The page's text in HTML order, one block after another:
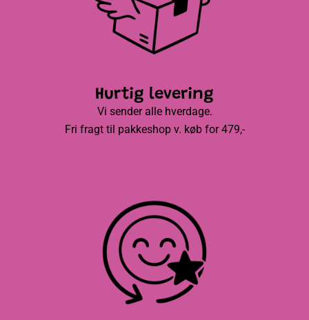
Hurtig levering
Vi sender alle hverdage.
Fri fragt til pakkeshop v. køb for 479,-